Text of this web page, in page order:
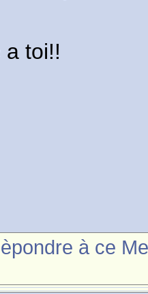
a toi!!
à ce